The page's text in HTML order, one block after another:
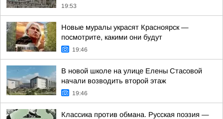
19:53
Новые муралы украсят Красноярск —
посмотрите, какими они будут
19:46
В новой школе на улице Елены Стасовой
начали возводить второй этаж
19:46
Классика против обмана. Русская поэзия —